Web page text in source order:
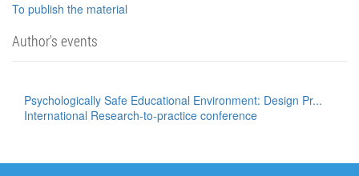
To publish the material
Author's events
Psychologically Safe Educational Environment: Design Pr...
International Research-to-practice conference